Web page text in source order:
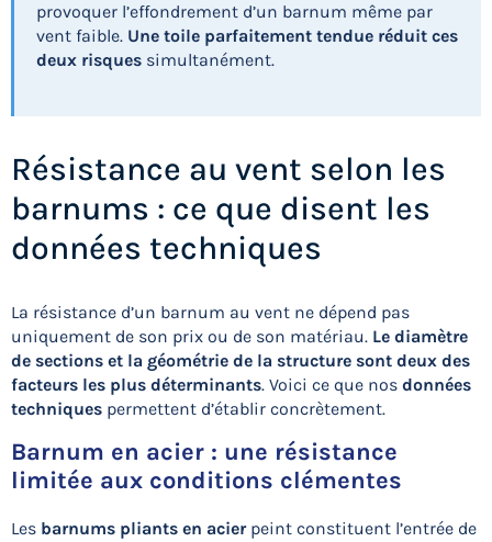
provoquer l’effondrement d’un barnum même par
vent faible. Une toile parfaitement tendue réduit ces
deux risques simultanément.
Résistance au vent selon les
barnums : ce que disent les
données techniques
La résistance d’un barnum au vent ne dépend pas
uniquement de son prix ou de son matériau. Le diamètre
de sections et la géométrie de la structure sont deux des
facteurs les plus déterminants. Voici ce que nos données
techniques permettent d’établir concrètement.
Barnum en acier : une résistance
limitée aux conditions clémentes
Les barnums pliants en acierpeint constituent l’entrée de